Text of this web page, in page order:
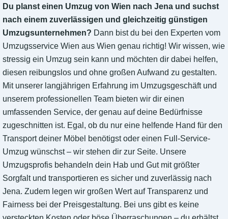
Du planst einen Umzug von Wien nach Jena und suchst
nach einem zuverlässigen und gleichzeitig günstigen
Umzugsunternehmen? Dann bist du bei den Experten vom
Umzugsservice Wien aus Wien genau richtig! Wir wissen, wie
stressig ein Umzug sein kann und möchten dir dabei helfen,
diesen reibungslos und ohne großen Aufwand zu gestalten.
Mit unserer langjährigen Erfahrung im Umzugsgeschäft und
unserem professionellen Team bieten wir dir einen
umfassenden Service, der genau auf deine Bedürfnisse
zugeschnitten ist. Egal, ob du nur eine helfende Hand für den
Transport deiner Möbel benötigst oder einen Full-Service-
Umzug wünschst – wir stehen dir zur Seite. Unsere
Umzugsprofis behandeln dein Hab und Gut mit größter
Sorgfalt und transportieren es sicher und zuverlässig nach
Jena. Zudem legen wir großen Wert auf Transparenz und
Fairness bei der Preisgestaltung. Bei uns gibt es keine